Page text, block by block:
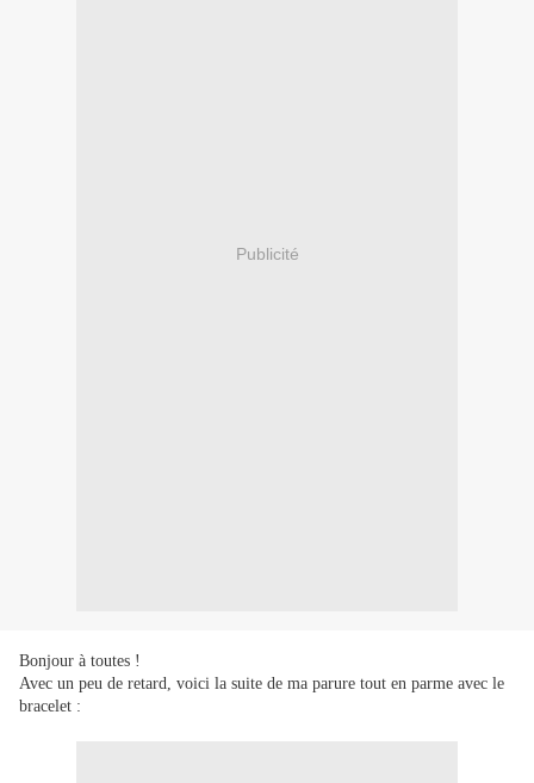
Publicité
Bonjour à toutes !
Avec un peu de retard, voici la suite de ma parure tout en parme avec le
bracelet :